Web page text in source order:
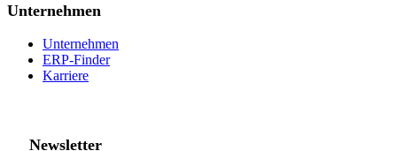
Unternehmen
Unternehmen
ERP-Finder
Karriere
Newsletter